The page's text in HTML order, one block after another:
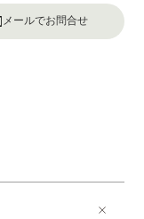
メールでお問合せ